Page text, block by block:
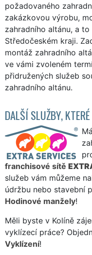
požadovaného
zakázkovou výrobu,
zahradního altánu, a
Středočeském kraji.
montáž zahradního
ve vámi zvoleném
přidružených služeb
zahradního altánu.
DALŠÍ SLUŽBY,
franchisové sítě
služeb vám můžeme
údržbu nebo stavební
Hodinové manžely!
Měli byste v Kolíně
vyklízecí práce?
Vyklízení!